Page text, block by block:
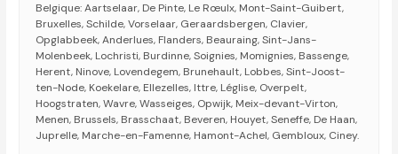
Belgique: Aartselaar, De Pinte, Le Rœulx, Mont-Saint-Guibert,
Bruxelles, Schilde, Vorselaar, Geraardsbergen, Clavier,
Opglabbeek, Anderlues, Flanders, Beauraing, Sint-Jans-
Molenbeek, Lochristi, Burdinne, Soignies, Momignies, Bassenge,
Herent, Ninove, Lovendegem, Brunehault, Lobbes, Sint-Joost-
ten-Node, Koekelare, Ellezelles, Ittre, Léglise, Overpelt,
Hoogstraten, Wavre, Wasseiges, Opwijk, Meix-devant-Virton,
Menen, Brussels, Brasschaat, Beveren, Houyet, Seneffe, De Haan,
Juprelle, Marche-en-Famenne, Hamont-Achel, Gembloux, Ciney.